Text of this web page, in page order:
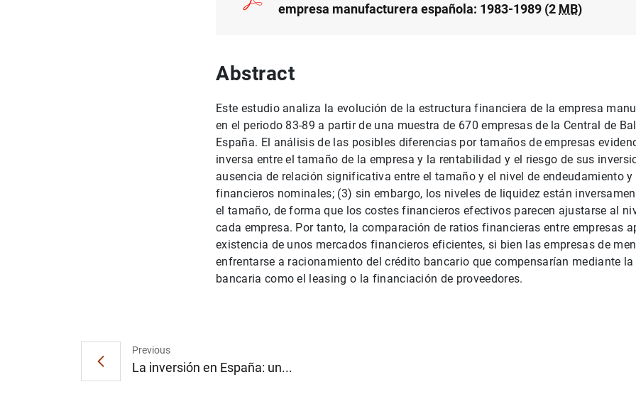
empresa manufacturera española: 1983-1989 (2 MB)
Abstract
Este estudio analiza la evolución de la estructura financiera de la empresa
en el periodo 83-89 a partir de una muestra de 670 empresas de la Central de
España. El análisis de las posibles diferencias por tamaños de empresas
inversa entre el tamaño de la empresa y la rentabilidad y el riesgo de sus
ausencia de relación significativa entre el tamaño y el nivel de endeudamiento
financieros nominales; (3) sin embargo, los niveles de liquidez están
el tamaño, de forma que los costes financieros efectivos parecen ajustarse al
cada empresa. Por tanto, la comparación de ratios financieras entre empresas
existencia de unos mercados financieros eficientes, si bien las empresas de
enfrentarse a racionamiento del crédito bancario que compensarían mediante
bancaria como el leasing o la financiación de proveedores.
Previous
La inversión en España: un...